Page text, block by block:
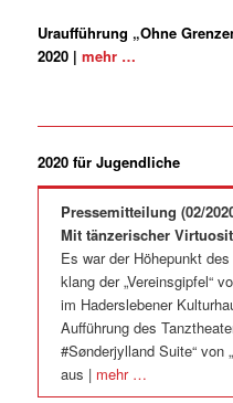
Uraufführung „Ohne
2020 |mehr …
2020 für Jugendliche
Pressemitteilung (02/
Mit tänzerischer
Es war der Höhepunkt
klang der „Vereinsgipfel“
im Haderslebener
Aufführung des
#Sønderjylland Suite“ von
aus | mehr …